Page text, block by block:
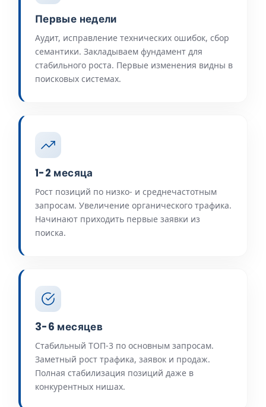
Первые недели
Аудит, исправление технических ошибок, сбор
семантики. Закладываем фундамент для
стабильного роста. Первые изменения видны в
поисковых системах.
1-2 месяца
Рост позиций по низко- и среднечастотным
запросам. Увеличение органического трафика.
Начинают приходить первые заявки из
поиска.
3-6 месяцев
Стабильный ТОП-3 по основным запросам.
Заметный рост трафика, заявок и продаж.
Полная стабилизация позиций даже в
конкурентных нишах.